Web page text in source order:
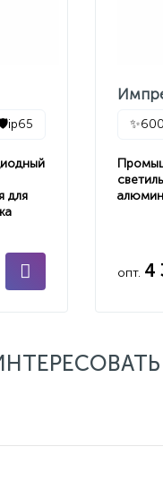
ip65
для
✨
опт. 4